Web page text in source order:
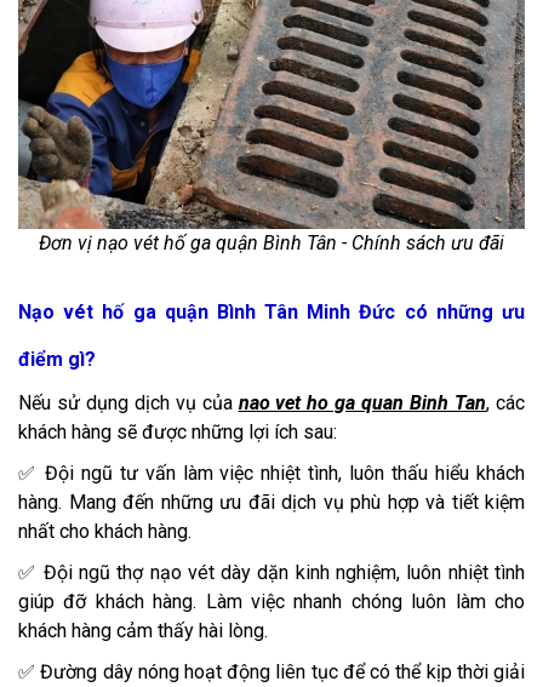
Đơn vị nạo vét hố ga quận Bình Tân - Chính sách ưu đãi​
Nạo vét hố ga quận Bình Tân Minh Đức có những ưu
điểm gì?
Nếu sử dụng dịch vụ của nao vet ho ga quan Binh Tan, các
khách hàng sẽ được những lợi ích sau:
✅ Đội ngũ tư vấn làm việc nhiệt tình, luôn thấu hiểu khách
hàng. Mang đến những ưu đãi dịch vụ phù hợp và tiết kiệm
nhất cho khách hàng.
✅ Đội ngũ thợ nạo vét dày dặn kinh nghiệm, luôn nhiệt tình
giúp đỡ khách hàng. Làm việc nhanh chóng luôn làm cho
khách hàng cảm thấy hài lòng.
✅ Đường dây nóng hoạt động liên tục để có thể kịp thời giải